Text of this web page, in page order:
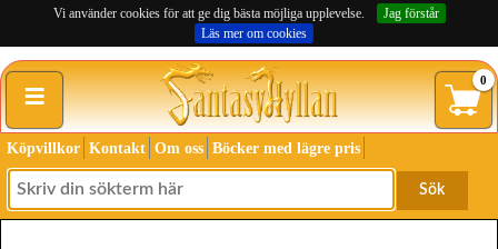
Vi använder cookies för att ge dig bästa möjliga upplevelse.
Jag förstår
Läs mer om cookies
≡ 0
Köpvillkor Kontakt Om oss Böcker med lägre pris
Sök